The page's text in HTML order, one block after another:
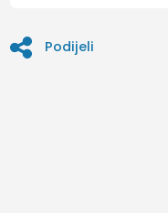
Podijeli